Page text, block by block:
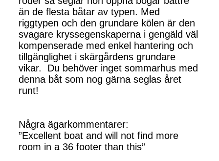
än de flesta båtar av typen. Med
riggtypen och den grundare kölen är den
svagare kryssegenskaperna i gengäld väl
kompenserade med enkel hantering och
tillgänglighet i skärgårdens grundare
vikar. Du behöver inget sommarhus med
denna båt som nog gärna seglas året
runt!
Några ägarkommentarer:
”Excellent boat and will not find more
room in a 36 footer than this”